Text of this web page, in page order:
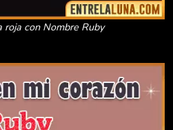
roja con Nombre Ruby